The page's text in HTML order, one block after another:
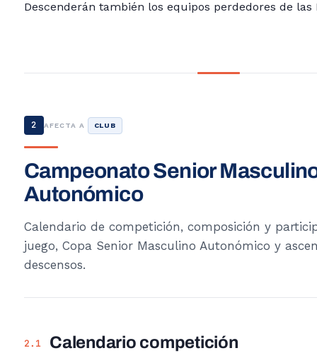
Descenderán también los equipos perdedores de las
2 AFECTA A CLUB
Campeonato Senior
Autonómico
Calendario de competición, composición y
juego, Copa Senior Masculino Autonómico y
descensos.
2.1 Calendario competición